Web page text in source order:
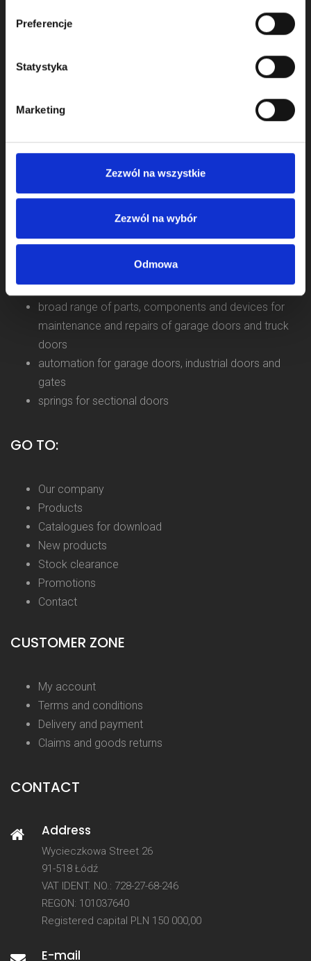
Preferencje
Statystyka
Marketing
Zezwól na wszystkie
Zezwól na wybór
Odmowa
and we operate as KOMPONENTY DO BRAM Sp. z o.o.
We offer:
sectional industrial door systems for industrial door
producers
broad range of parts, components and devices for
maintenance and repairs of garage doors and truck
doors
automation for garage doors, industrial doors and
gates
springs for sectional doors
GO TO:
Our company
Products
Catalogues for download
New products
Stock clearance
Promotions
Contact
CUSTOMER ZONE
My account
Terms and conditions
Delivery and payment
Claims and goods returns
CONTACT
Address
Wycieczkowa Street 26
91-518 Łódź
VAT IDENT. NO.: 728-27-68-246
REGON: 101037640
Registered capital PLN 150 000,00
E-mail